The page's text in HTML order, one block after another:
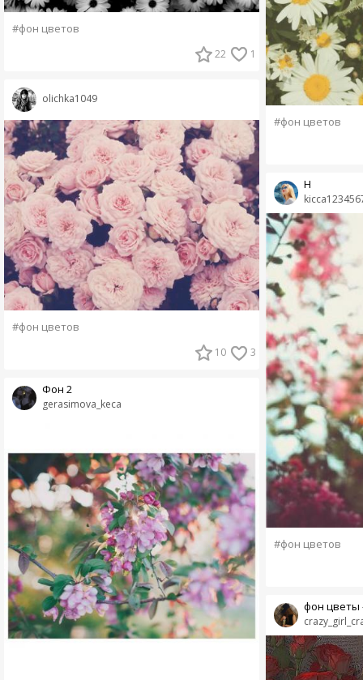
#фон цветов
22 1
olichka1049
#фон цветов
10 3
gerasimova_keca
Фон 2
#фон цветов
Н
#фон цветов
фон цветы